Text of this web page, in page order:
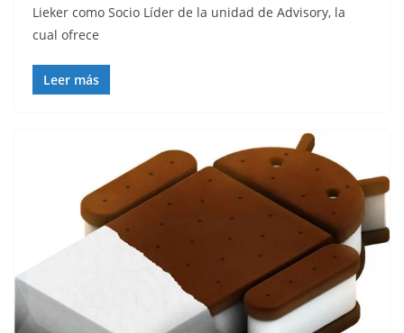
Lieker como Socio Líder de la unidad de Advisory, la
cual ofrece
Leer más